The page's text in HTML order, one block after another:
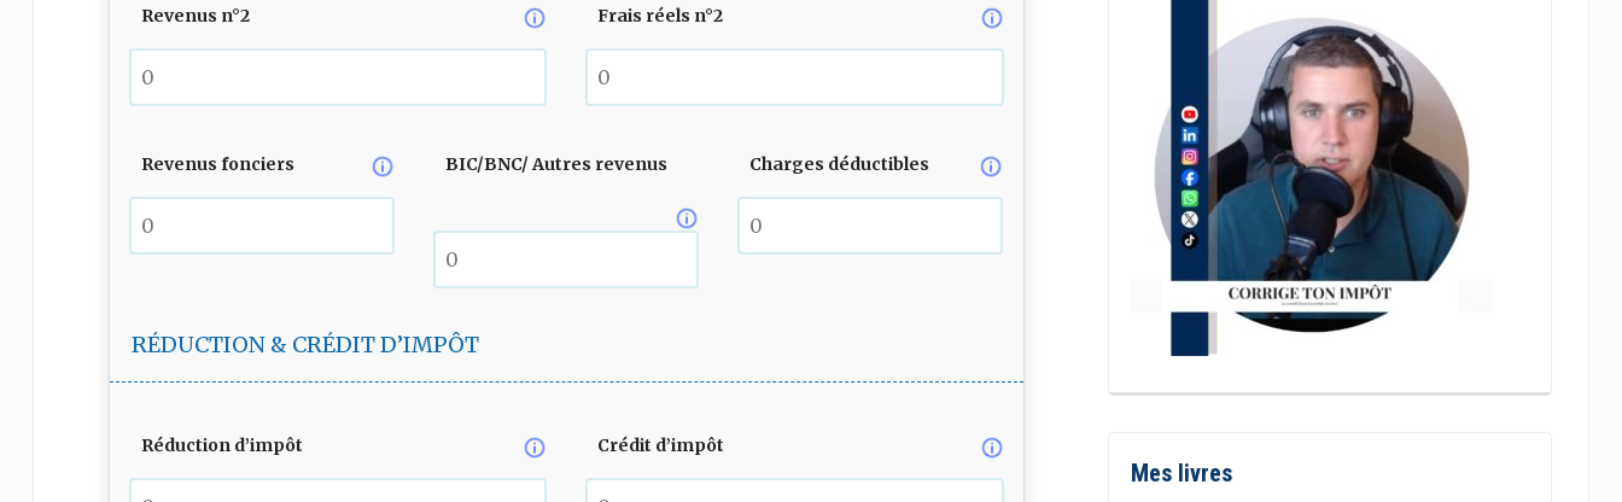
Revenus n°2 Frais réels n°2
Revenus fonciers BIC/BNC/ Autres revenus Charges déductibles
RÉDUCTION & CRÉDIT D’IMPÔT
Réduction d’impôt Crédit d’impôt
Mes livres